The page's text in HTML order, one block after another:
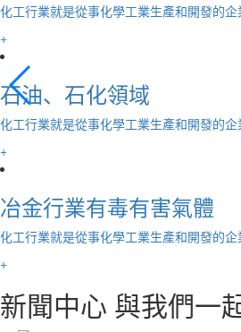
化工行業就是從事化學工業生產和開發的
+
石油、石化領域
化工行業就是從事化學工業生產和開發的
+
冶金行業有毒有害氣體
化工行業就是從事化學工業生產和開發的
+
新聞中心 與我們一